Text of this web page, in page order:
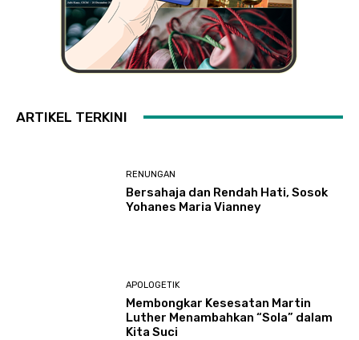
ARTIKEL TERKINI
RENUNGAN
Bersahaja dan Rendah Hati, Sosok
Yohanes Maria Vianney
APOLOGETIK
Membongkar Kesesatan Martin
Luther Menambahkan “Sola” dalam
Kita Suci